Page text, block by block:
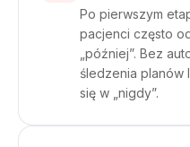
Po pierwszym
pacjenci często
„później”. Bez
śledzenia planów
się w „nigdy”.